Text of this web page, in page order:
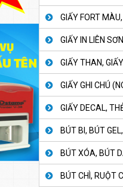
GIẤY FORT MÀU,
GIẤY IN LIÊN SƠN
GIẤY THAN, GIẤY
GIẤY GHI CHÚ
GIẤY DECAL,
BÚT BI, BÚT GEL,
BÚT XÓA, BÚT
BÚT CHÌ, RUỘT